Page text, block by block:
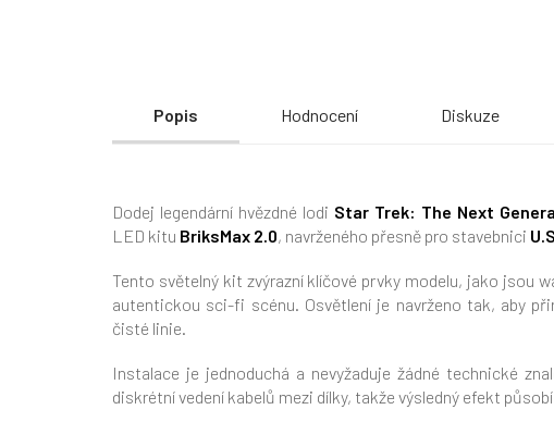
Popis Hodnocení Diskuze
Dodej legendární hvězdné lodi Star Trek: The Next
LED kitu BriksMax 2.0, navrženého přesně pro stavebnici
Tento světelný kit zvýrazní klíčové prvky modelu, jako jsou
autentickou sci-fi scénu. Osvětlení je navrženo tak, aby
čisté linie.
Instalace je jednoduchá a nevyžaduje žádné technické
diskrétní vedení kabelů mezi dílky, takže výsledný efekt